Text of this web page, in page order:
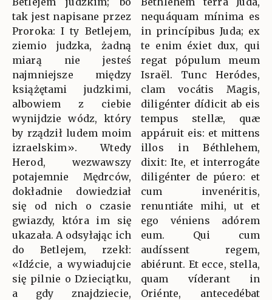
tak jest napisane przez
Proroka: I ty Betlejem,
ziemio judzka, żadną
miarą nie jesteś
najmniejsze między
książętami judzkimi,
albowiem z ciebie
wynijdzie wódz, który
by rządził ludem moim
izraelskim». Wtedy
Herod, wezwawszy
potajemnie Mędrców,
dokładnie dowiedział
się od nich o czasie
gwiazdy, która im się
ukazała. A odsyłając ich
do Betlejem, rzekł:
«Idźcie, a wywiadujcie
się pilnie o Dzieciątku,
a gdy znajdziecie,
nequáquam mínima es
in princípibus Juda; ex
te enim éxiet dux, qui
regat pópulum meum
Israël. Tunc Heródes,
clam vocátis Magis,
diligénter dídicit ab eis
tempus stellæ, quæ
appáruit eis: et mittens
illos in Béthlehem,
dixit: Ite, et interrogáte
diligénter de púero: et
cum invenéritis,
renuntiáte mihi, ut et
ego véniens adórem
eum. Qui cum
audíssent regem,
abiérunt. Et ecce, stella,
quam víderant in
Oriénte, antecedébat